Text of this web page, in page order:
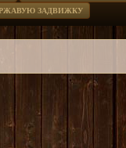
ЗАДВИЖКУ